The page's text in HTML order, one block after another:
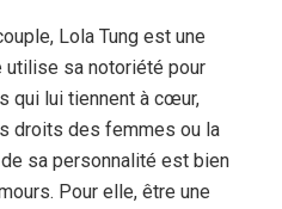
Lola Tung est une
utilise sa notoriété pour
qui lui tiennent à cœur,
droits des femmes ou la
sa personnalité est bien
Pour elle, être une